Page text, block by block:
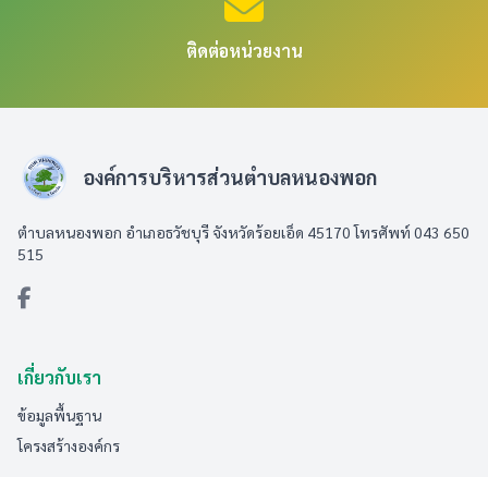
ติดต่อหน่วยงาน
องค์การบริหารส่วนตำบลหนองพอก
ตำบลหนองพอก อำเภอธวัชบุรี จังหวัดร้อยเอ็ด 45170 โทรศัพท์ 043 650
515
เกี่ยวกับเรา
ข้อมูลพื้นฐาน
โครงสร้างองค์กร